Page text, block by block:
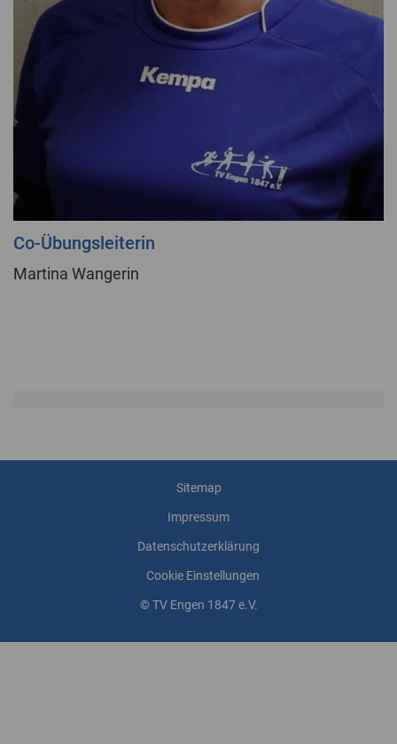
Co-Übungsleiterin
Martina Wangerin
© TV Engen 1847 e.V.
Sitemap
Impressum
Datenschutzerklärung
Cookie Einstellungen